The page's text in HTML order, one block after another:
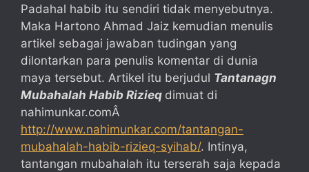
Padahal habib itu sendiri tidak menyebutnya.
Maka Hartono Ahmad Jaiz kemudian menulis
artikel sebagai jawaban tudingan yang
dilontarkan para penulis komentar di dunia
maya tersebut. Artikel itu berjudul Tantanagn
Mubahalah Habib Rizieq dimuat di
nahimunkar.comÂ
http://www.nahimunkar.com/tantangan-
mubahalah-habib-rizieq-syihab/. Intinya,
tantangan mubahalah itu terserah saja kepada